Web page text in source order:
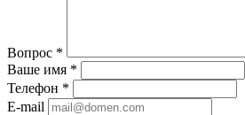
Вопрос *
Ваше имя *
Телефон *
E-mail